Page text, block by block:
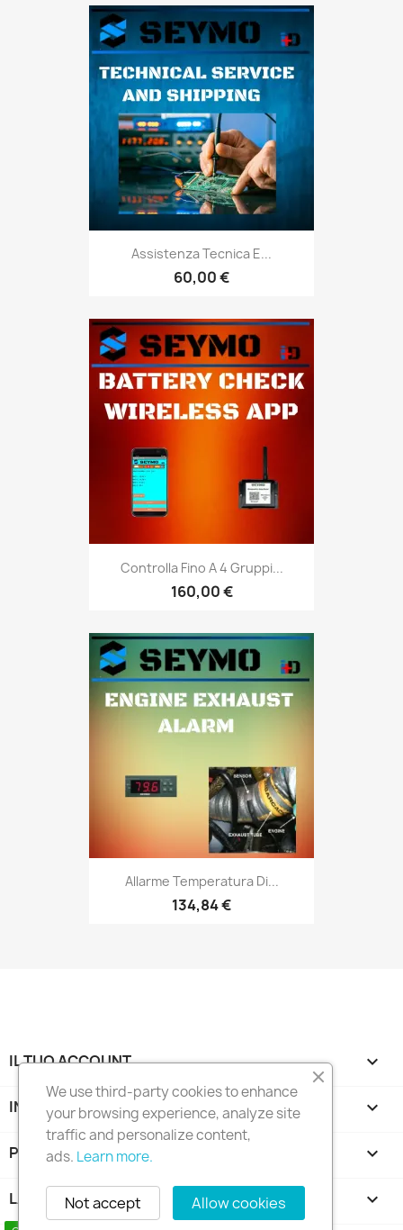
Assistenza Tecnica E...
60,00 €
Controlla Fino A 4 Gruppi...
160,00 €
Allarme Temperatura Di...
134,84 €
IL TUO ACCOUNT 
INFORMAZIONI NEGOZIO keyboard_arrow_down
PRODOTTI 
LA NOSTRA AZIENDA 
We use third-party cookies to enhance
your browsing experience, analyze site
traffic and personalize content,
ads. Learn more.
Allow cookies
Not accept